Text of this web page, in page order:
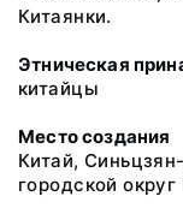
Китаянки.
Этническая
китайцы
Место создания
Китай,
городской